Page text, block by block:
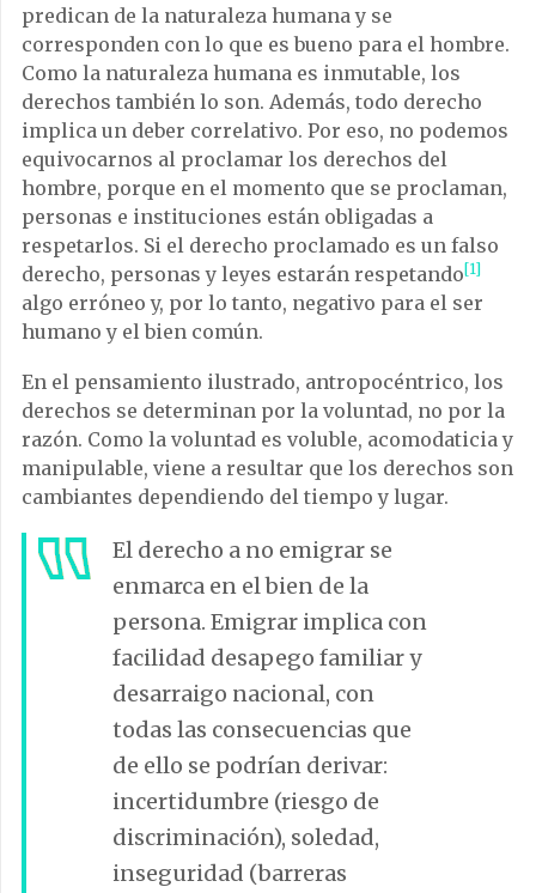
predican de la naturaleza humana y se
corresponden con lo que es bueno para el hombre.
Como la naturaleza humana es inmutable, los
derechos también lo son. Además, todo derecho
implica un deber correlativo. Por eso, no podemos
equivocarnos al proclamar los derechos del
hombre, porque en el momento que se proclaman,
personas e instituciones están obligadas a
respetarlos. Si el derecho proclamado es un falso
derecho, personas y leyes estarán respetando[1]
algo erróneo y, por lo tanto, negativo para el ser
humano y el bien común.
En el pensamiento ilustrado, antropocéntrico, los
derechos se determinan por la voluntad, no por la
razón. Como la voluntad es voluble, acomodaticia y
manipulable, viene a resultar que los derechos son
cambiantes dependiendo del tiempo y lugar.
El derecho a no emigrar se
enmarca en el bien de la
persona. Emigrar implica con
facilidad desapego familiar y
desarraigo nacional, con
todas las consecuencias que
de ello se podrían derivar:
incertidumbre (riesgo de
discriminación), soledad,
inseguridad (barreras